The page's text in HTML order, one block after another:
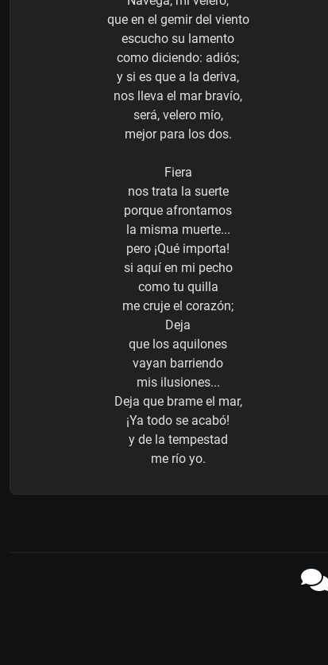
que en el gemir del viento
escucho su lamento
como diciendo: adiós;
y si es que a la deriva,
nos lleva el mar bravío,
será, velero mío,
mejor para los dos.
Fiera
nos trata la suerte
porque afrontamos
la misma muerte...
pero ¡Qué importa!
si aquí en mi pecho
como tu quilla
me cruje el corazón;
Deja
que los aquilones
vayan barriendo
mis ilusiones...
Deja que brame el mar,
¡Ya todo se acabó!
y de la tempestad
me río yo.